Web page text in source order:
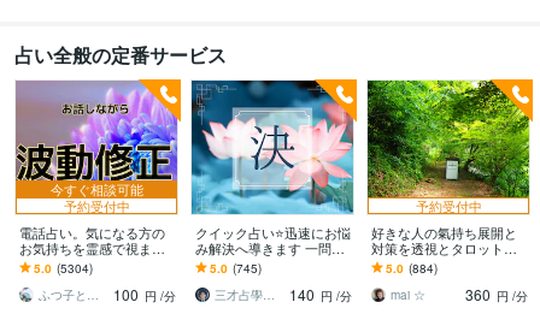
占い全般の定番サービス
今すぐ相談可能
予約受付中
電話占い。気になる方の
お気持ちを霊感で視ます
３代霊感家系。様々なジ
ャンルのご相談承りま
す。波動調整付き。
5.0 (5304)
ふつ子と申します。
100 円 /分
クイック占い⭐迅速にお悩
み解決へ導きます 一問一
答！忙しい方、時間が無
い方は、こちらへどう
ぞ。
5.0 (745)
三才占學誠山協会／認定講師／原田 悟境
140 円 /分
予約受付中
好きな人の氣持ち展開と
対策を透視とタロットで
みます 電話鑑定後に縁結
びのヒーリングサポート
セットです
5.0 (884)
mai ☆
360 円 /分